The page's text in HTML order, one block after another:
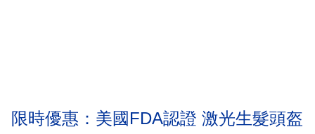
限時優惠：美國FDA認證 激光生髮頭盔